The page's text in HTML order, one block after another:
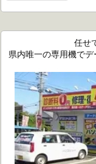
任せ
県内唯一の専用機でデ